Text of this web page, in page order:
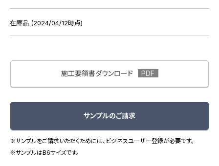
在庫品 (2024/04/12時点)
施工要領書ダウンロード
サンプルのご請求
※サンプルをご請求いただくためには、ビジネスユーザー登録が必要です。
※サンプルはB6サイズです。